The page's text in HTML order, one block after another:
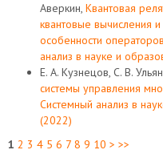
Аверкин, Квантовая
квантовые вычисления
особенности
анализ в науке и
Е. А. Кузнецов, С. В.
системы управления
Системный анализ в
(2022)
1 2 3 4 5 6 7 8 9 10 > >>